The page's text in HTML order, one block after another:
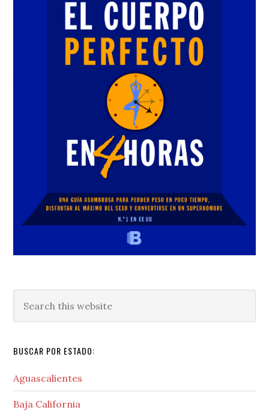
this
BUSCAR POR ESTADO:
Aguascalientes
Baja California